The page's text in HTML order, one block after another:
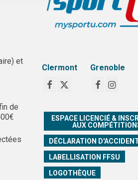
et
de
Clermont Grenoble
ESPACE LICENCIÉ &
AUX
DÉCLARATION
LABELLISATION FFSU
LOGOTHÈQUE